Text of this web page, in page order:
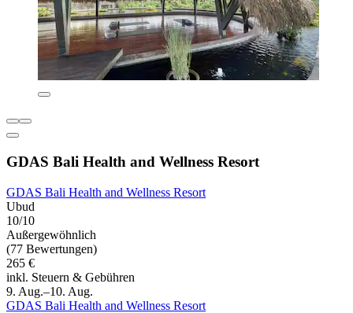
GDAS Bali Health and Wellness Resort
GDAS Bali Health and Wellness Resort
Ubud
10/10
Außergewöhnlich
(77 Bewertungen)
265 €
inkl. Steuern & Gebühren
9. Aug.–10. Aug.
GDAS Bali Health and Wellness Resort